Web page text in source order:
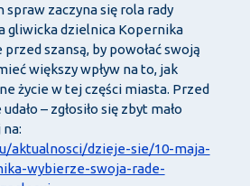
spraw zaczyna się rola rady
gliwicka dzielnica Kopernika
szansą, by powołać swoją
większy wpływ na to, jak
życie w tej części miasta. Przed
– zgłosiło się zbyt mało
aktualnosci/dzieje-sie/10-maja-
wybierze-swoja-rade-